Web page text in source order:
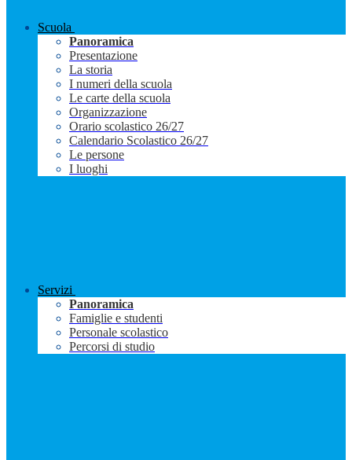
Scuola
Panoramica
Presentazione
La storia
I numeri della scuola
Le carte della scuola
Organizzazione
Orario scolastico 26/27
Calendario Scolastico 26/27
Le persone
I luoghi
Servizi
Panoramica
Famiglie e studenti
Personale scolastico
Percorsi di studio